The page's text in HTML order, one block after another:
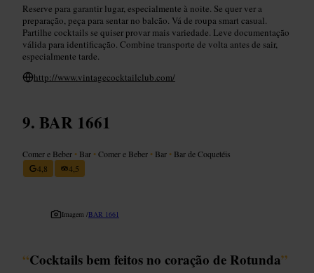
Reserve para garantir lugar, especialmente à noite. Se quer ver a
preparação, peça para sentar no balcão. Vá de roupa smart casual.
Partilhe cocktails se quiser provar mais variedade. Leve documentação
válida para identificação. Combine transporte de volta antes de sair,
especialmente tarde.
http://www.vintagecocktailclub.com/
BAR 1661
Comer e Beber • Bar •Comer e Beber • Bar • Bar de Coquetéis
4,8
4,5
Imagem /BAR 1661
“Cocktails bem feitos no coração de Rotunda”